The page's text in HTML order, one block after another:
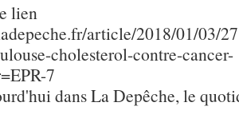
lien
article/2018/01/03/
cholesterol-contre-cancer-
7
dans La Depêche, le